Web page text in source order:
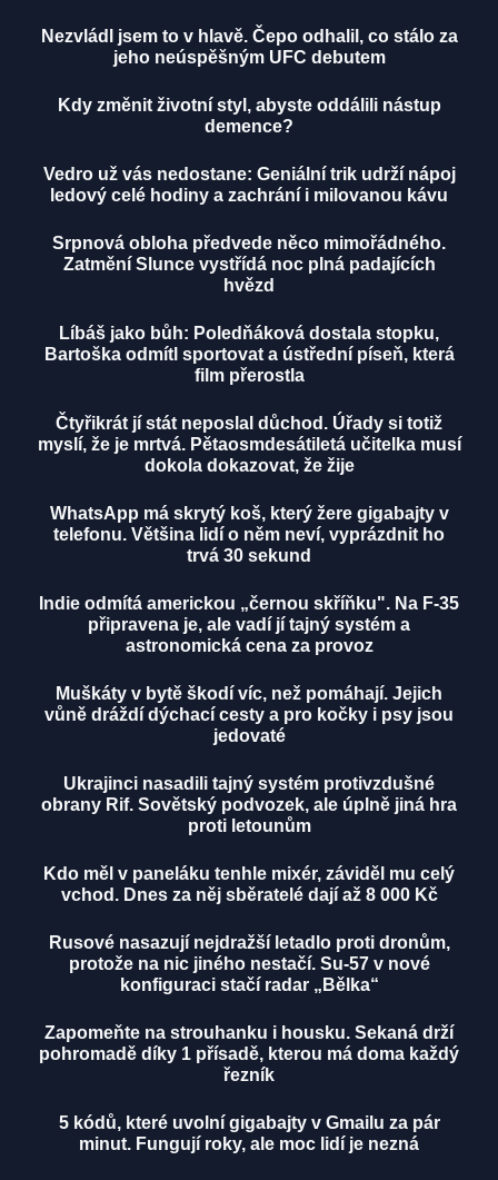
Nezvládl jsem to v hlavě. Čepo odhalil, co stálo za
jeho neúspěšným UFC debutem
Kdy změnit životní styl, abyste oddálili nástup
demence?
Vedro už vás nedostane: Geniální trik udrží nápoj
ledový celé hodiny a zachrání i milovanou kávu
Srpnová obloha předvede něco mimořádného.
Zatmění Slunce vystřídá noc plná padajících
hvězd
Líbáš jako bůh: Poledňáková dostala stopku,
Bartoška odmítl sportovat a ústřední píseň, která
film přerostla
Čtyřikrát jí stát neposlal důchod. Úřady si totiž
myslí, že je mrtvá. Pětaosmdesátiletá učitelka musí
dokola dokazovat, že žije
WhatsApp má skrytý koš, který žere gigabajty v
telefonu. Většina lidí o něm neví, vyprázdnit ho
trvá 30 sekund
Indie odmítá americkou „černou skříňku". Na F-35
připravena je, ale vadí jí tajný systém a
astronomická cena za provoz
Muškáty v bytě škodí víc, než pomáhají. Jejich
vůně dráždí dýchací cesty a pro kočky i psy jsou
jedovaté
Ukrajinci nasadili tajný systém protivzdušné
obrany Rif. Sovětský podvozek, ale úplně jiná hra
proti letounům
Kdo měl v paneláku tenhle mixér, záviděl mu celý
vchod. Dnes za něj sběratelé dají až 8 000 Kč
Rusové nasazují nejdražší letadlo proti dronům,
protože na nic jiného nestačí. Su-57 v nové
konfiguraci stačí radar „Bělka“
Zapomeňte na strouhanku i housku. Sekaná drží
pohromadě díky 1 přísadě, kterou má doma každý
řezník
5 kódů, které uvolní gigabajty v Gmailu za pár
minut. Fungují roky, ale moc lidí je nezná